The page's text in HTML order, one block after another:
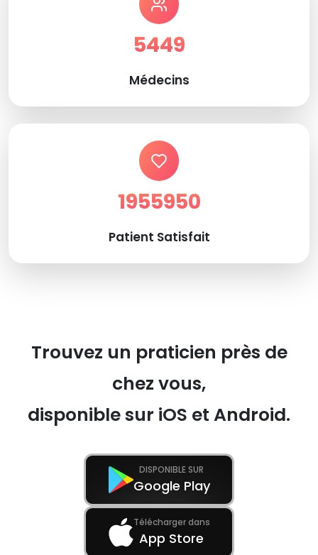
5449
Médecins
1955950
Patient Satisfait
Trouvez un praticien près de
chez vous,
disponible sur iOS et Android.
DISPONIBLE SUR
Google Play
Télécharger dans
App Store